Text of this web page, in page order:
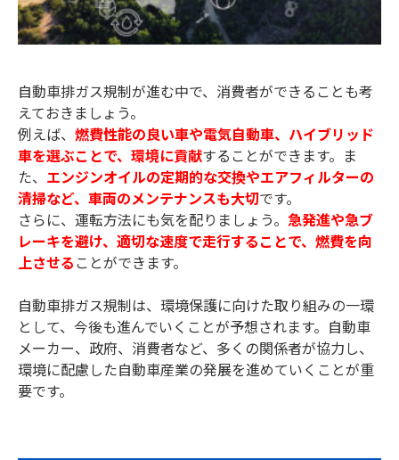
自動車排ガス規制が進む中で、消費者ができることも考
えておきましょう。
例えば、 燃費性能の良い車や電気自動車、ハイブリッド
車を選ぶことで、環境に貢献することができます。ま
た、 エンジンオイルの定期的な交換やエアフィルターの
清掃など、車両のメンテナンスも大切です。
さらに、運転方法にも気を配りましょう。 急発進や急ブ
レーキを避け、適切な速度で走行することで、燃費を向
上させる ことができます。
自動車排ガス規制は、環境保護に向けた取り組みの一環
として、今後も進んでいくことが予想されます。自動車
メーカー、政府、消費者など、多くの関係者が協力し、
環境に配慮した自動車産業の発展を進めていくことが重
要です。